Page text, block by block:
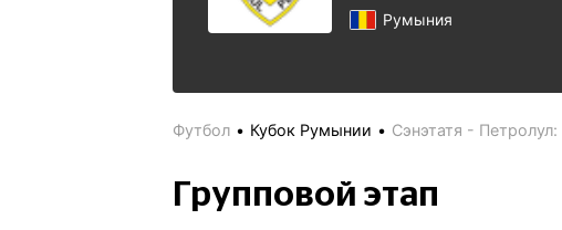
Румыния
Футбол Кубок Румынии Сэнэтатя - Петролул:
Групповой этап